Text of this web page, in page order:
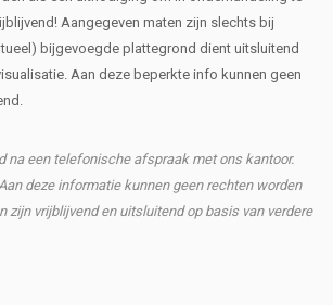
Aangegeven maten zijn slechts bij
bijgevoegde plattegrond dient uitsluitend
Aan deze beperkte info kunnen geen
na een telefonische afspraak met ons kantoor.
deze informatie kunnen geen rechten worden
zijn vrijblijvend en uitsluitend op basis van verdere